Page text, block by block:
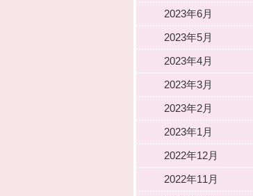
2023年6月
2023年5月
2023年4月
2023年3月
2023年2月
2023年1月
2022年12月
2022年11月